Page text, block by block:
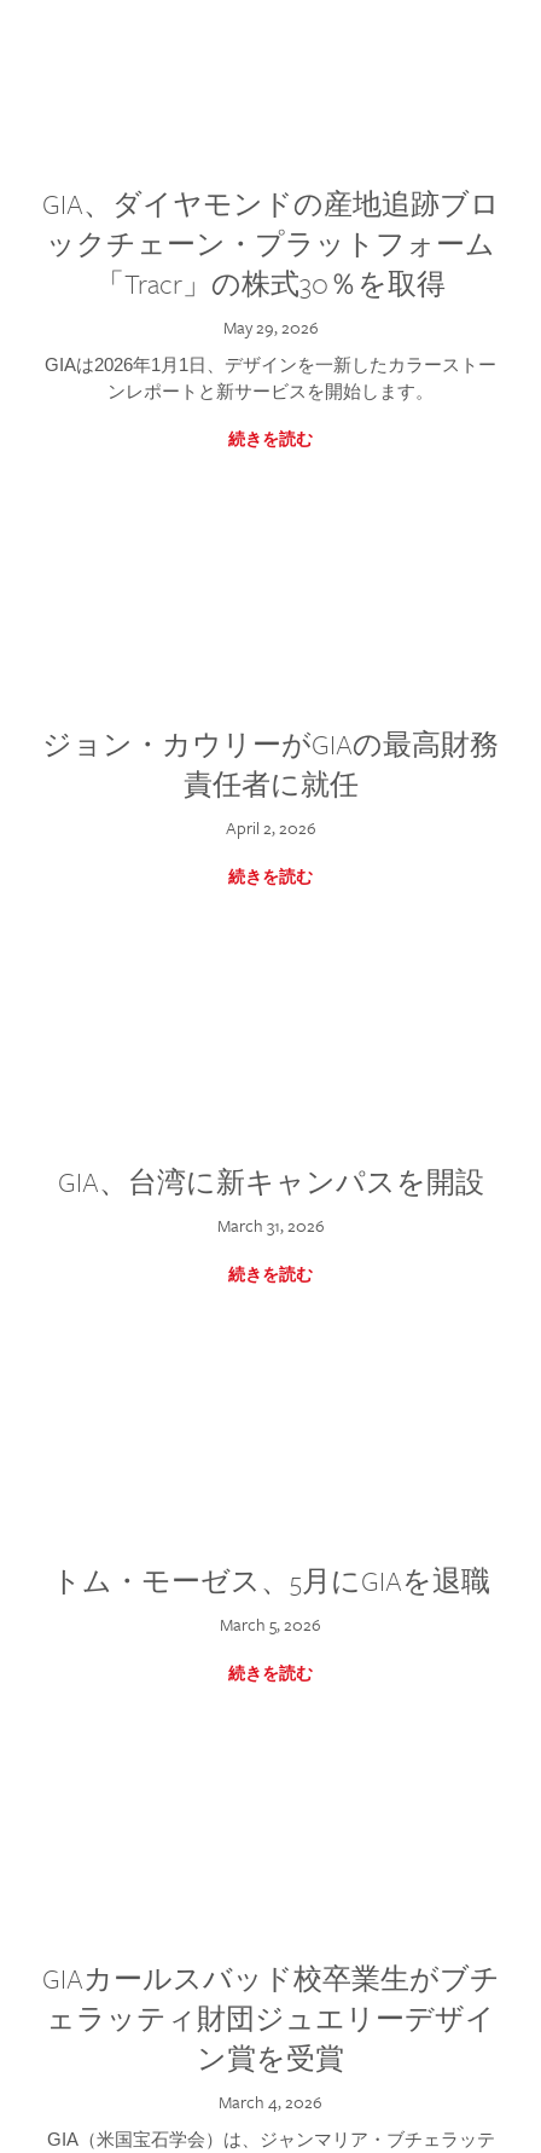
GIA、ダイヤモンドの産地追跡ブロ
ックチェーン・プラットフォーム
「Tracr」の株式30％を取得
May 29, 2026
GIAは2026年1月1日、デザインを一新したカラーストー
ンレポートと新サービスを開始します。
続きを読む
ジョン・カウリーがGIAの最高財務
責任者に就任
April 2, 2026
続きを読む
GIA、台湾に新キャンパスを開設
March 31, 2026
続きを読む
トム・モーゼス、5月にGIAを退職
March 5, 2026
続きを読む
GIAカールスバッド校卒業生がブチ
ェラッティ財団ジュエリーデザイ
ン賞を受賞
March 4, 2026
GIA（米国宝石学会）は、ジャンマリア・ブチェラッテ